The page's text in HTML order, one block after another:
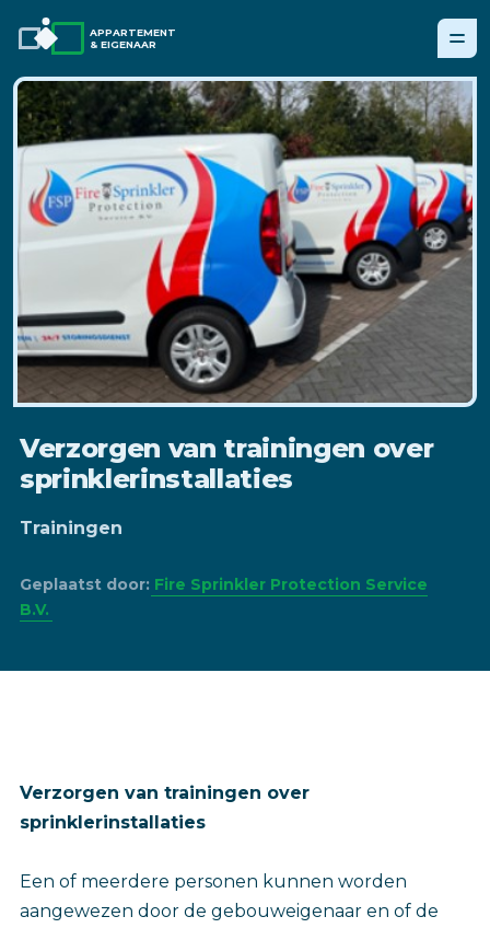
APPARTEMENT
& EIGENAAR
Verzorgen van trainingen over
sprinklerinstallaties
Trainingen
Geplaatst door: Fire Sprinkler Protection Service
B.V.
Verzorgen van trainingen over
sprinklerinstallaties
Een of meerdere personen kunnen worden
aangewezen door de gebouweigenaar en of de